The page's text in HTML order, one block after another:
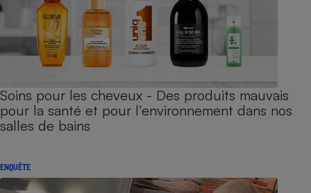
Soins pour les cheveux - Des produits mauvais
pour la santé et pour l’environnement dans nos
salles de bains
ENQUÊTE